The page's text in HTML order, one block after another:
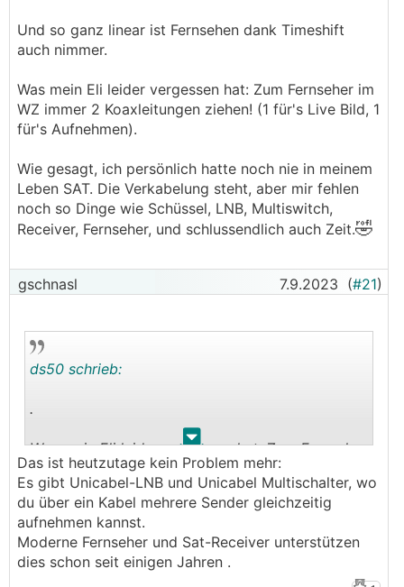
Und so ganz linear ist Fernsehen dank Timeshift
auch nimmer.
Was mein Eli leider vergessen hat: Zum Fernseher im
WZ immer 2 Koaxleitungen ziehen! (1 für's Live Bild, 1
für's Aufnehmen).
Wie gesagt, ich persönlich hatte noch nie in meinem
Leben SAT. Die Verkabelung steht, aber mir fehlen
noch so Dinge wie Schüssel, LNB, Multiswitch,
Receiver, Fernseher, und schlussendlich auch Zeit.🤣
gschnasl 7.9.2023 (#21)
. .
ds50 schrieb:
.
Was mein Eli leider vergessen hat: Zum Fernseher
im WZ immer 2 Koaxleitungen ziehen! (1 für's
Live Bild, 1 für's Aufnehmen).
Das ist heutzutage kein Problem mehr:
Es gibt Unicabel-LNB und Unicabel Multischalter, wo
du über ein Kabel mehrere Sender gleichzeitig
aufnehmen kannst.
Moderne Fernseher und Sat-Receiver unterstützen
dies schon seit einigen Jahren .